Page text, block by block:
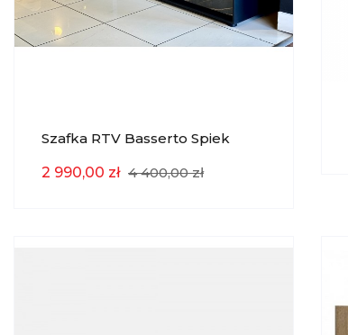
Szafka RTV Basserto Spiek
2 990,00 zł 4 400,00 zł